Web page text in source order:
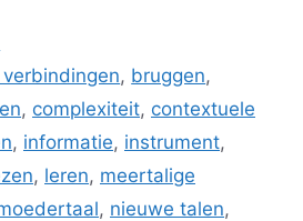
, bruggen,
, complexiteit, contextuele
, informatie, instrument,
, leren, meertalige
, nieuwe talen,